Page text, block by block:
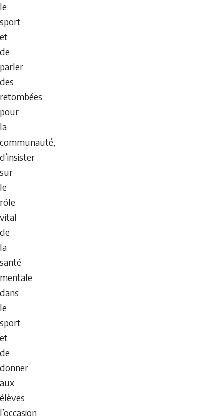
le
sport
et
de
parler
des
retombées
pour
la
communauté,
d’insister
sur
le
rôle
vital
de
la
santé
mentale
dans
le
sport
et
de
donner
aux
élèves
l’occasion